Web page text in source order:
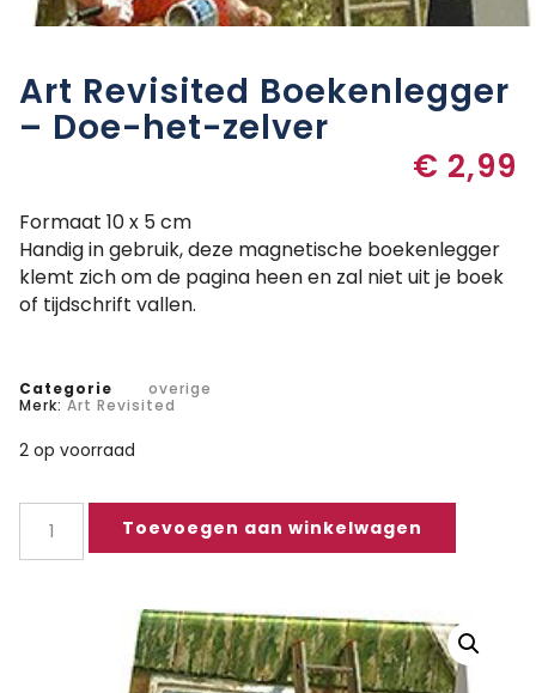
Art Revisited Boekenlegger
– Doe-het-zelver
€ 2,99
Formaat 10 x 5 cm
Handig in gebruik, deze magnetische boekenlegger
klemt zich om de pagina heen en zal niet uit je boek
of tijdschrift vallen.
Categorie
overige
Merk: Art Revisited
2 op voorraad
Toevoegen aan winkelwagen